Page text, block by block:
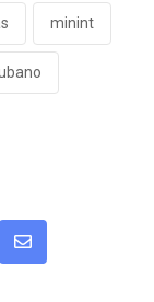
minint
Share